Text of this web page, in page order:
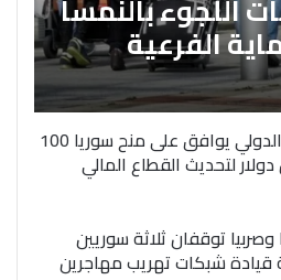
الفرعية
البنك الدولي يوافق على منح سوريا 100
لتحديث القطاع المالي
وصربيا توقفان ثلاثة سوريين
قيادة شبكات تهريب مهاجرين